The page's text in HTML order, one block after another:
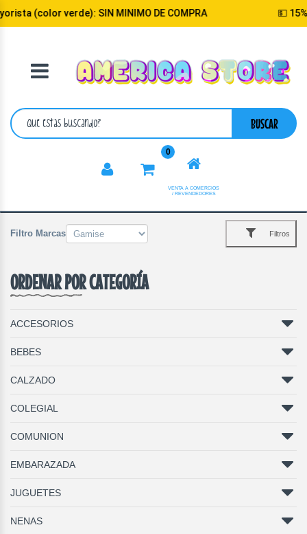
SIN MINIMO DE COMPRA 💵 15% de descuento
BUSCAR
0
VENTA A COMERCIOS
/ REVENDEDORES
VOLVER
CATEGORIA
Filtro Marcas Filtros
ORDENAR POR CATEGORÍA
ACCESORIOS
BEBES
CALZADO
COLEGIAL
COMUNION
EMBARAZADA
JUGUETES
NENAS